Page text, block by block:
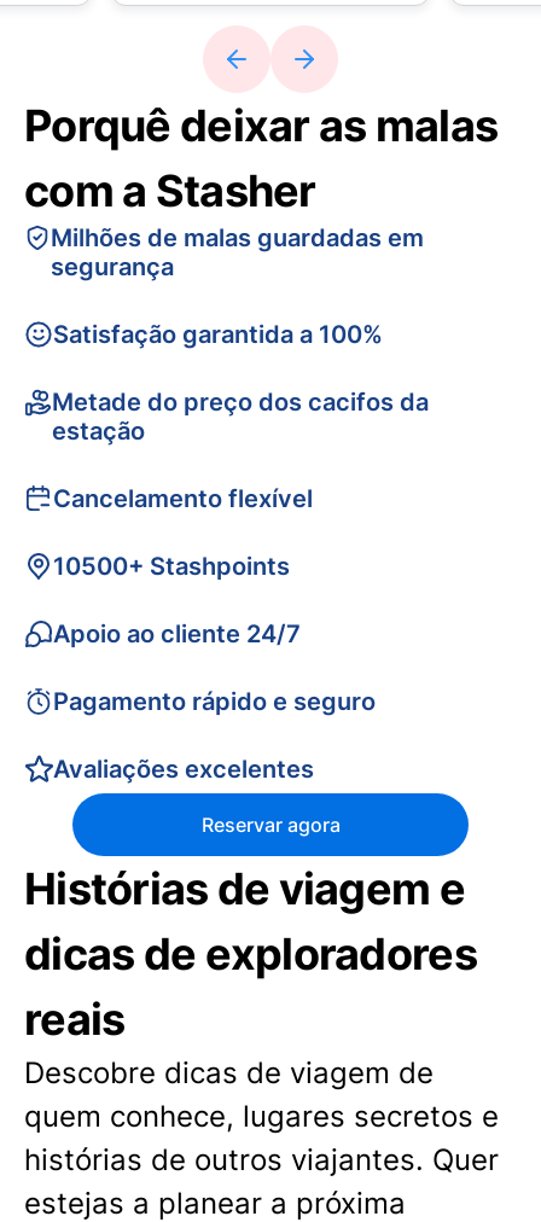
Porquê deixar as malas
com a Stasher
Milhões de malas guardadas em
segurança
Satisfação garantida a 100%
Metade do preço dos cacifos da
estação
Cancelamento flexível
10500+ Stashpoints
Apoio ao cliente 24/7
Pagamento rápido e seguro
Avaliações excelentes
Reservar agora
Histórias de viagem e
dicas de exploradores
reais
Descobre dicas de viagem de
quem conhece, lugares secretos e
histórias de outros viajantes. Quer
estejas a planear a próxima